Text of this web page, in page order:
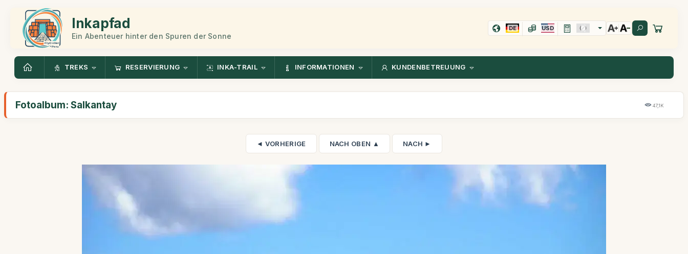
Inkapfad
Ein Abenteuer hinter den Spuren der Sonne
DE USD
TREKS RESERVIERUNG INKA-TRAIL INFORMATIONEN KUNDENBETREUUNG
Fotoalbum: Salkantay 47,1K
◄ VORHERIGE NACH OBEN ▲ NACH ►